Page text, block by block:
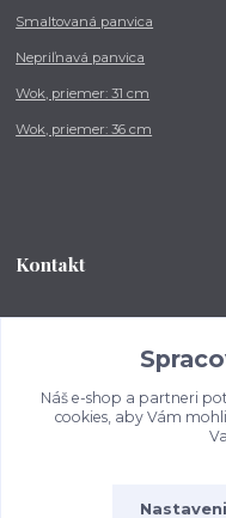
Smaltovaná panvica
Nepriľnavá panvica
Wok, priemer: 31 cm
Wok, priemer: 36 cm
Kontakt
od 8:00 - do 16:00 hod
Náš e-shop a partneri
cookies, aby Vám